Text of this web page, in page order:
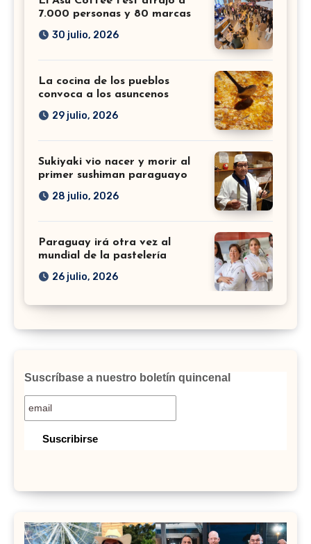
7.000 personas y 80 marcas
30 julio, 2026
La cocina de los pueblos
convoca a los asuncenos
29 julio, 2026
Sukiyaki vio nacer y morir al
primer sushiman paraguayo
28 julio, 2026
Paraguay irá otra vez al
mundial de la pastelería
26 julio, 2026
Suscríbase a nuestro boletín quincenal